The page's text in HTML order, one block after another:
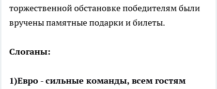
торжественной обстановке победителям были
вручены памятные подарки и билеты.
Слоганы:
1)Евро - сильные команды, всем гостям